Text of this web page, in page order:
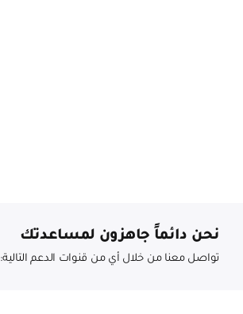
نحن دائماً جاهزون لمساعدتك
تواصل معنا من خلال أي من قنوات الدعم التالية: